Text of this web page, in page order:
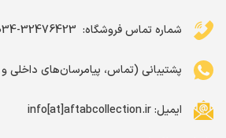
شماره تماس فروشگاه: ‌ 32476423-034
پشتیبانی (تماس، پیامرسان‌های داخلی و خارجی):
ایمیل: info[at]aftabcollection.ir